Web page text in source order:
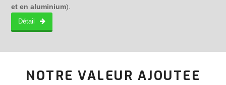
et en aluminium).
Détail
NOTRE VALEUR AJOUTEE